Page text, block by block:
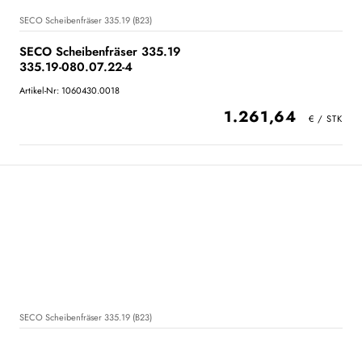
SECO Scheibenfräser 335.19 (B23)
SECO Scheibenfräser 335.19
335.19-080.07.22-4
Artikel-Nr: 1060430.0018
1.261,64
SECO Scheibenfräser 335.19 (B23)